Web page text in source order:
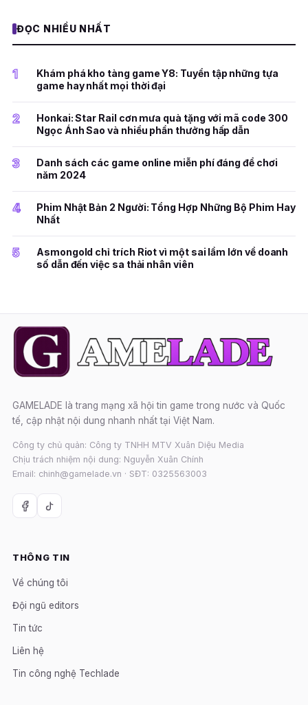
ĐỌC NHIỀU NHẤT
1
Khám phá kho tàng game Y8: Tuyển tập những tựa
game hay nhất mọi thời đại
2
Honkai: Star Rail cơn mưa quà tặng với mã code 300
Ngọc Ánh Sao và nhiều phần thưởng hấp dẫn
3
Danh sách các game online miễn phí đáng để chơi
năm 2024
4
Phim Nhật Bản 2 Người: Tổng Hợp Những Bộ Phim Hay
Nhất
5
Asmongold chỉ trích Riot vì một sai lầm lớn về doanh
số dẫn đến việc sa thải nhân viên
GAMELADE là trang mạng xã hội tin game trong nước và Quốc
tế, cập nhật nội dung nhanh nhất tại Việt Nam.
Công ty chủ quản: Công ty TNHH MTV Xuân Diệu Media
Chịu trách nhiệm nội dung: Nguyễn Xuân Chính
Email: chinh@gamelade.vn · SĐT: 0325563003
THÔNG TIN
Về chúng tôi
Đội ngũ editors
Tin tức
Liên hệ
Tin công nghệ Techlade